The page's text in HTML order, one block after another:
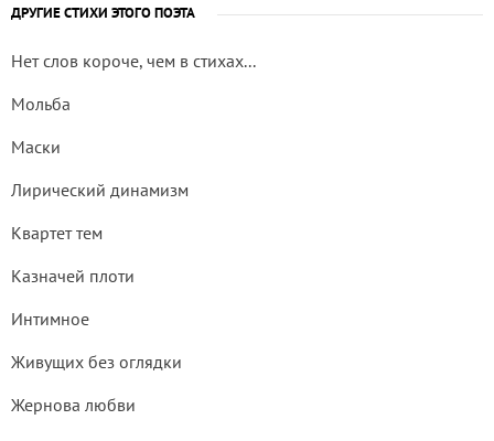
ДРУГИЕ СТИХИ ЭТОГО ПОЭТА
Нет слов короче, чем в стихах...
Мольба
Маски
Лирический динамизм
Квартет тем
Казначей плоти
Интимное
Живущих без оглядки
Жернова любви